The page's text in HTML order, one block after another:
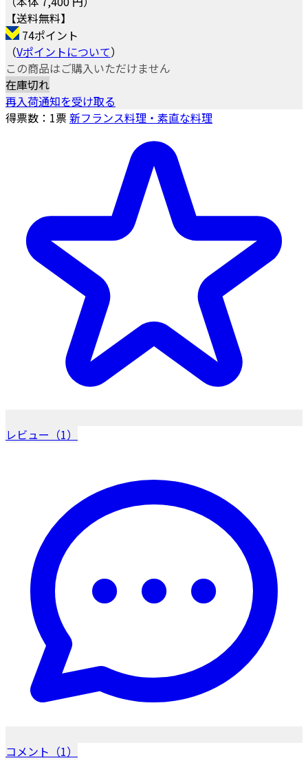
【送料無料】
74ポイント
（Vポイントについて）
この商品はご購入いただけません
在庫切れ
再入荷通知を受け取る
得票数： 1票新フランス料理・素直な料理
レビュー（1）
コメント（1）